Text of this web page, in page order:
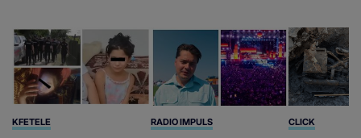
KFETELE RADIO IMPULS CLICK